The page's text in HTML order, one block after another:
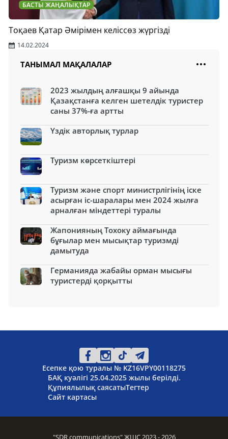
БАСТЫ ЖАҢАЛЫҚТАР
Тоқаев Қатар Әмірімен келіссөз жүргізді
14.02.2024
ТАНЫМАЛ МАҚАЛАЛАР
2023 жылдың алғашқы 9 айында
Қазақстанға келген шетелдік туристер
саны 37%-ға артты
Үздік авторлық турлар
Туризм көрсеткіштері
Туризм және спорт министрлігінің іске
асырған іс-шаралары мен 2024 жылға
арналған міндеттері туралы
Жапонияның Тохоку аймағында
бұғылар мен мысықтар туризмді
дамытуда
Германияда жабайы орман мысығы
туристерді қорқытты
Есепке қою туралы № KZ16VPY00118275
БАҚ куәлігі 25.04.2025 жылы берілді.
Құпиялылық саясатыТегтер
Сайт картасы
"SDR communications" ЖШС 2023 - 2026